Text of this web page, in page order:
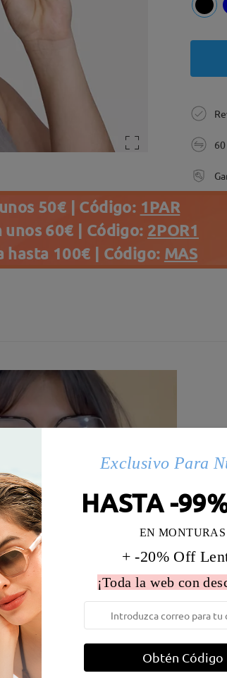
50€ | Código: 1PAR
unos 60€ | Código: 2POR1
hasta 100€ | Código: MAS
) Diametro de lentes: 55 mm
Material de la montura: Materiales
Exclusivo Para
HASTA -
EN MONTURAS
+ -20% Off
¡Toda la web con
Obtén Código